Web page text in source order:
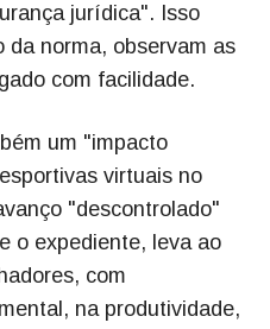
jurídica". Isso
da norma, observam as
com facilidade.
um "impacto
virtuais no
"descontrolado"
o expediente, leva ao
com
na produtividade,